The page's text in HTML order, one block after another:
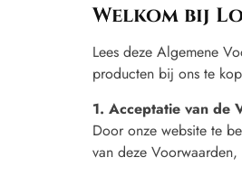
Welkom bij
Lees deze Algemene
producten bij ons te
1. Acceptatie van de
Door onze website te
van deze